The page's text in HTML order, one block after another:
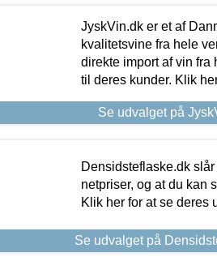
JyskVin.dk er et af
kvalitetsvine fra hele
direkte import af vin
til deres kunder. Klik
Se udvalget på
Densidsteflaske.dk
netpriser, og at du kan
Klik her for at se deres
Se udvalget på